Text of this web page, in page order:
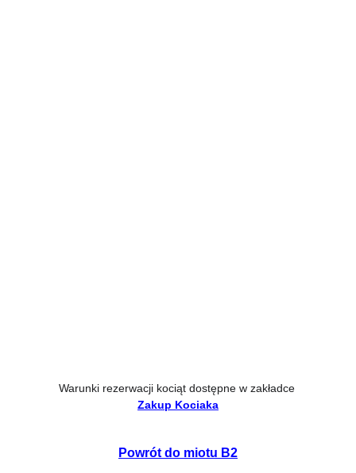
Powrót do miotu B2
Warunki rezerwacji kociąt dostępne w zakładce
Zakup Kociaka